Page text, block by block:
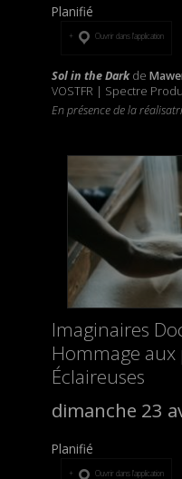
Planifié
Ouvrir dans l’application
Sol in the Darkde
VOSTFR | Spectre
En présence de la
Imaginaires
Hommage aux
Éclaireuses
dimanche 23
Planifié
Ouvrir dans l’application